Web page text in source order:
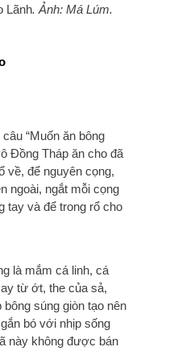
Lãnh. Ảnh: Má Lúm.
“Muốn ăn bông
Đồng Tháp ăn cho đã
về, để nguyên cọng,
ngoài, ngắt mỗi cọng
tay và để trong rổ cho
là mắm cá linh, cá
từ ớt, the của sả,
súng giòn tạo nên
bó với nhịp sống
này không được bán